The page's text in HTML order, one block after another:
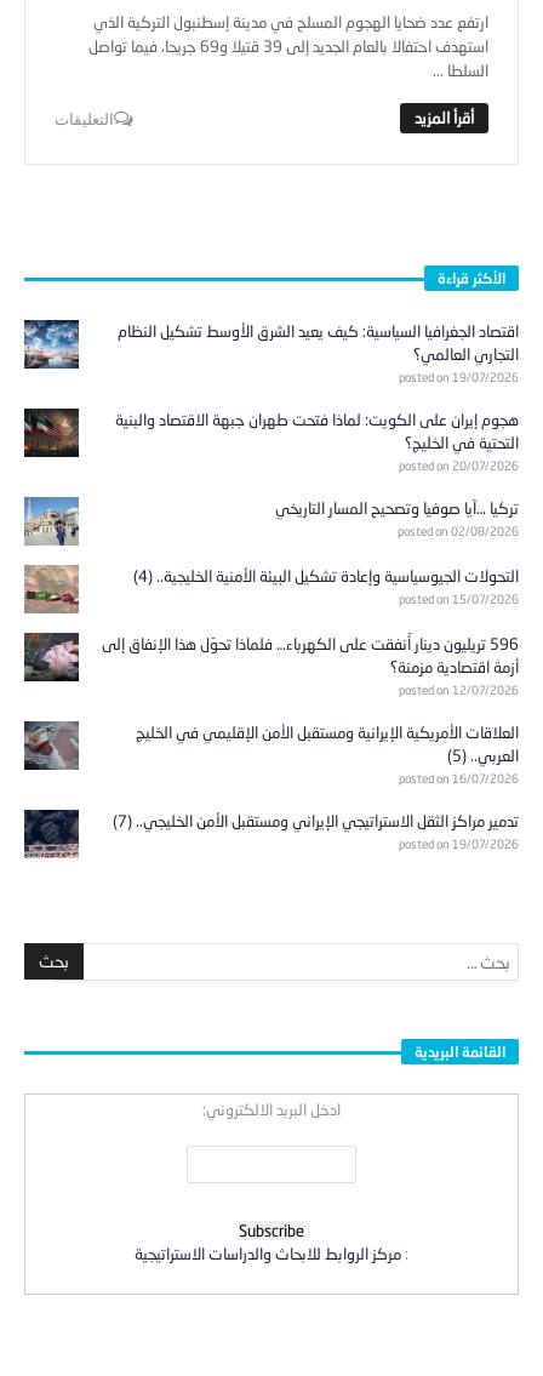
ارتفع عدد ضحايا الهجوم المسلح في مدينة إسطنبول التركية الذي
استهدف احتفالا بالعام الجديد إلى 39 قتيلا و69 جريحا، فيما تواصل
السلطا ...
التعليقات
الأكثر قراءة
اقتصاد الجغرافيا السياسية: كيف يعيد الشرق الأوسط تشكيل النظام
التجاري العالمي؟
posted on 19/07/2026
هجوم إيران على الكويت: لماذا فتحت طهران جبهة الاقتصاد والبنية
التحتية في الخليج؟
posted on 20/07/2026
تركيا …آيا صوفيا وتصحيح المسار التاريخي
posted on 02/08/2026
التحولات الجيوسياسية وإعادة تشكيل البيئة الأمنية الخليجية.. (4)
posted on 15/07/2026
596 تريليون دينار أُنفقت على الكهرباء… فلماذا تحوّل هذا الإنفاق إلى
أزمة اقتصادية مزمنة؟
posted on 12/07/2026
العلاقات الأمريكية الإيرانية ومستقبل الأمن الإقليمي في الخليج
العربي.. (5)
posted on 16/07/2026
تدمير مراكز الثقل الاستراتيجي الإيراني ومستقبل الأمن الخليجي.. (7)
posted on 19/07/2026
القائمة البريدية
ادخل البريد الالكتروني:
: مركز الروابط للابحاث والدراسات الاستراتيجية